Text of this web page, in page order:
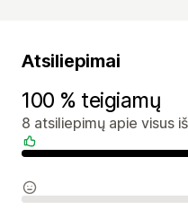
Atsiliepimai
100 % teigiamų
8 atsiliepimų apie visus
Teigiami atsiliepimai
Neutralūs atsiliepimai